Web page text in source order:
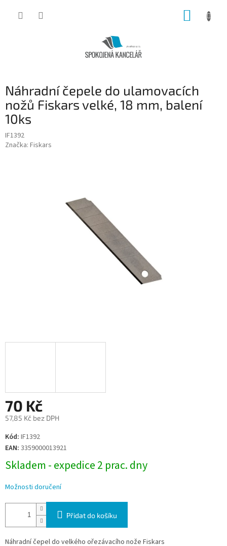
Náhradní čepele do ulamovacích
nožů Fiskars velké, 18 mm, balení
10ks
IF1392
Značka: Fiskars
70 Kč
57,85 Kč bez DPH
Měrná
cena:
Kód: IF1392
EAN: 3359000013921
Skladem - expedice 2 prac. dny
Možnosti doručení
Přidat do košíku
Náhradní čepel do velkého ořezávacího nože Fiskars